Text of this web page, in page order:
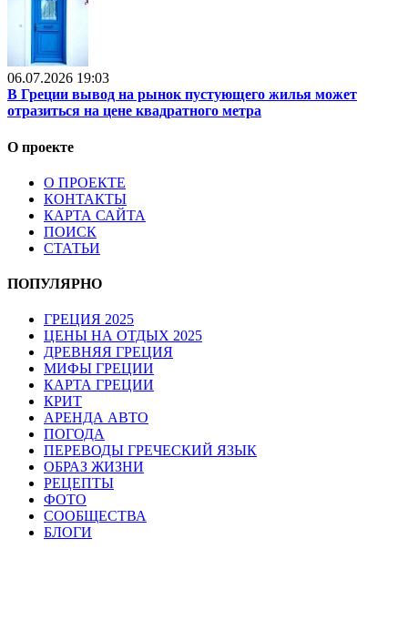
06.07.2026 19:03
В Греции вывод на рынок пустующего жилья может
отразиться на цене квадратного метра
О проекте
О ПРОЕКТЕ
КОНТАКТЫ
КАРТА САЙТА
ПОИСК
СТАТЬИ
ПОПУЛЯРНО
ГРЕЦИЯ 2025
ЦЕНЫ НА ОТДЫХ 2025
ДРЕВНЯЯ ГРЕЦИЯ
МИФЫ ГРЕЦИИ
КАРТА ГРЕЦИИ
КРИТ
АРЕНДА АВТО
ПОГОДА
ПЕРЕВОДЫ ГРЕЧЕСКИЙ ЯЗЫК
ОБРАЗ ЖИЗНИ
РЕЦЕПТЫ
ФОТО
СООБЩЕСТВА
БЛОГИ